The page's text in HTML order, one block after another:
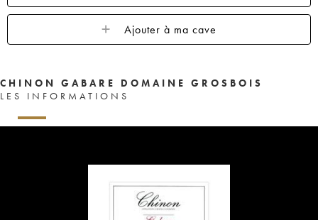
Ajouter à ma cave
CHINON GABARE DOMAINE GROSBOIS
LES INFORMATIONS